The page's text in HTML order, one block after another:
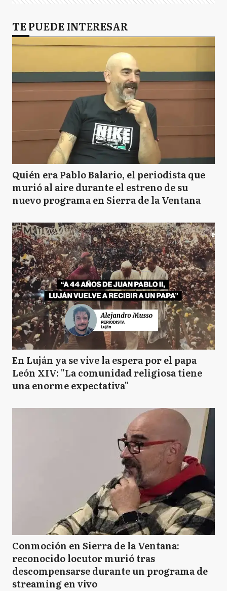
TE PUEDE INTERESAR
Quién era Pablo Balario, el periodista que
murió al aire durante el estreno de su
nuevo programa en Sierra de la Ventana
En Luján ya se vive la espera por el papa
León XIV: "La comunidad religiosa tiene
una enorme expectativa"
Conmoción en Sierra de la Ventana:
reconocido locutor murió tras
descompensarse durante un programa de
streaming en vivo